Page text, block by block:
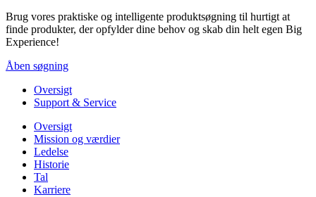
Brug vores praktiske og intelligente produktsøgning til hurtigt at
finde produkter, der opfylder dine behov og skab din helt egen Big
Experience!
Åben søgning
Oversigt
Support & Service
Oversigt
Mission og værdier
Ledelse
Historie
Tal
Karriere